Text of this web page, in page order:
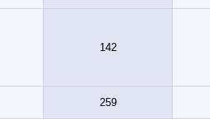
142
259